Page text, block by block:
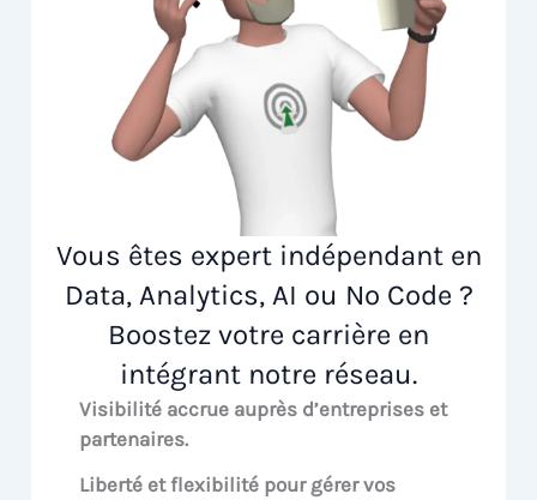
Vous êtes expert indépendant en
Data, Analytics, AI ou No Code ?
Boostez votre carrière en
intégrant notre réseau.
Visibilité accrue auprès d’entreprises et
partenaires.
Liberté et flexibilité pour gérer vos